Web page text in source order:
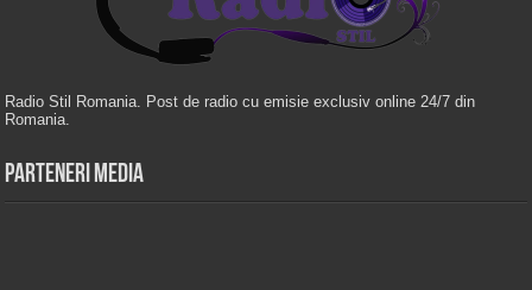
Radio Stil Romania. Post de radio cu emisie exclusiv online 24/7 din
Romania.
Parteneri Media